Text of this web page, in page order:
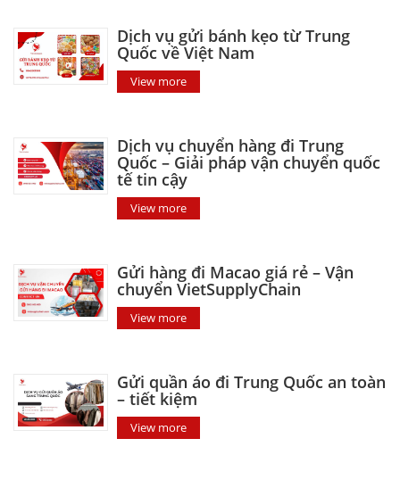
Dịch vụ gửi bánh kẹo từ Trung
Quốc về Việt Nam
View more
Dịch vụ chuyển hàng đi Trung
Quốc – Giải pháp vận chuyển quốc
tế tin cậy
View more
Gửi hàng đi Macao giá rẻ – Vận
chuyển VietSupplyChain
View more
Gửi quần áo đi Trung Quốc an toàn
– tiết kiệm
View more